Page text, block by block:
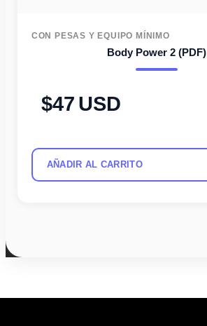
CON PESAS Y EQUIPO MÍNIMO
Body Power 2 (PDF)
47 USD
AÑADIR AL CARRITO